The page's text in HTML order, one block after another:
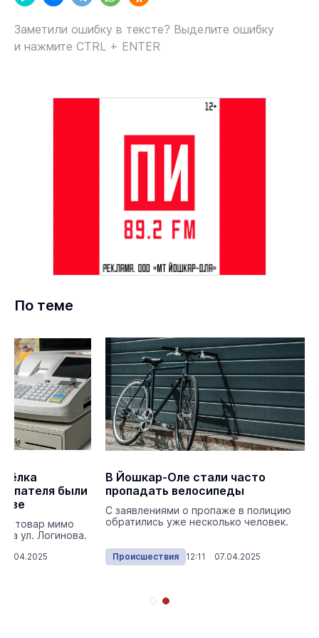
Заметили ошибку в тексте? Выделите ошибку
и нажмите CTRL + ENTER
По теме
были
товар мимо
на ул. Логинова.
В Йошкар-Оле стали часто
пропадать велосипеды
С заявлениями о пропаже в полицию
обратились уже несколько человек.
Происшествия 12:11 07.04.2025